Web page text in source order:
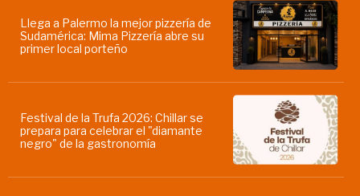
Llega a Palermo la mejor pizzería de
Sudamérica: Mima Pizzería abre su
primer local porteño
Festival de la Trufa 2026: Chillar se
prepara para celebrar el "diamante
negro" de la gastronomía